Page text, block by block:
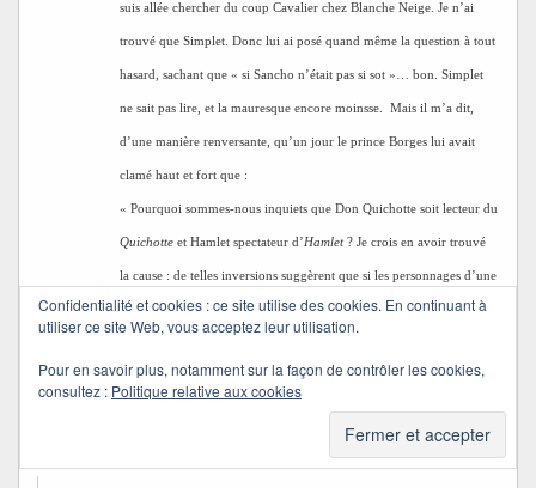
suis allée chercher du coup Cavalier chez Blanche Neige. Je n’ai
trouvé que Simplet. Donc lui ai posé quand même la question à tout
hasard, sachant que « si Sancho n’était pas si sot »… bon. Simplet
ne sait pas lire, et la mauresque encore moinsse. Mais il m’a dit,
d’une manière renversante, qu’un jour le prince Borges lui avait
clamé haut et fort que :
« Pourquoi sommes-nous inquiets que Don Quichotte soit lecteur du
Quichotte et Hamlet spectateur d’Hamlet? Je crois en avoir trouvé
la cause : de telles inversions suggèrent que si les personnages d’une
fiction peuvent être lecteurs ou spectateurs, nous, leurs lecteurs ou
Personnages fictifs… personnages fictifs… pourquoi pas des
pseudos aussi ? Moi, ‘ça continue je rends mon tablier. Pfff…
Confidentialité et cookies : ce site utilise des cookies. En continuant à
utiliser ce site Web, vous acceptez leur utilisation.
Pour en savoir plus, notamment sur la façon de contrôler les cookies,
consultez : Politique relative aux cookies